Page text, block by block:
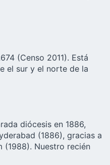
(Censo 2011). Está
el sur y el norte de la
diócesis en 1886,
(1886), gracias a
(1988). Nuestro recién